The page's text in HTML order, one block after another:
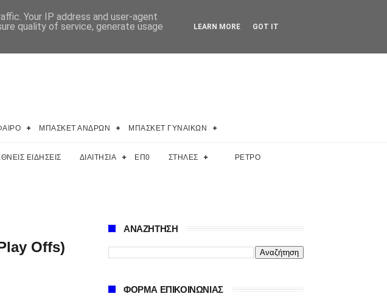
ΜΠΑΣΚΕΤ ΑΝΔΡΩΝ ΜΠΑΣΚΕΤ ΓΥΝΑΙΚΩΝ
ΕΙΔΗΣΕΙΣ ΔΙΑΙΤΗΣΙΑ ΕΠ0 ΣΤΗΛΕΣ ΡΕΤΡΟ
Offs)
ΑΝΑΖΗΤΗΣΗ
ΦΟΡΜΑ ΕΠΙΚΟΙΝΩΝΙΑΣ
Your IP address and user-agent
quality of service, generate usage
LEARN MORE GOT IT